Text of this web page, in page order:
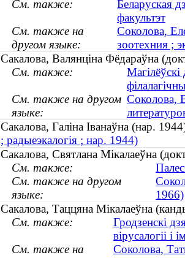
См. также:
Беларуская
факультэт
См. также на
другом языке:
Соколова,
зоотехния ;
Сакалова, Валянціна Фёдараўна
См. также:
См. также на другом
языке:
Соколова,
Сакалова, Галіна Іванаўна (нар.
; радыеэкалогія ; нар. 1944)
Сакалова, Святлана Мікалаеўна
См. также:
См. также на другом
языке:
1966)
Сакалова, Таццяна Мікалаеўна
См. также:
Гродзенскі
вірусалогіі і
См. также на
Соколова,